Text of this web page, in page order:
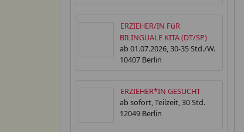
ERZIEHER/IN FüR
BILINGUALE KITA (DT/SP)
ab 01.07.2026, 30-35 Std./W.
10407 Berlin
ERZIEHER*IN GESUCHT
ab sofort, Teilzeit, 30 Std.
12049 Berlin